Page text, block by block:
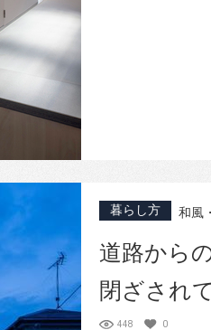
暮らし方 和風
道路から
閉ざされ
448 0